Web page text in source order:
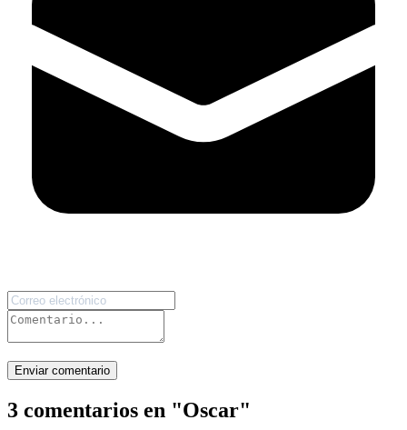
Enviar comentario
3 comentarios en "Oscar"